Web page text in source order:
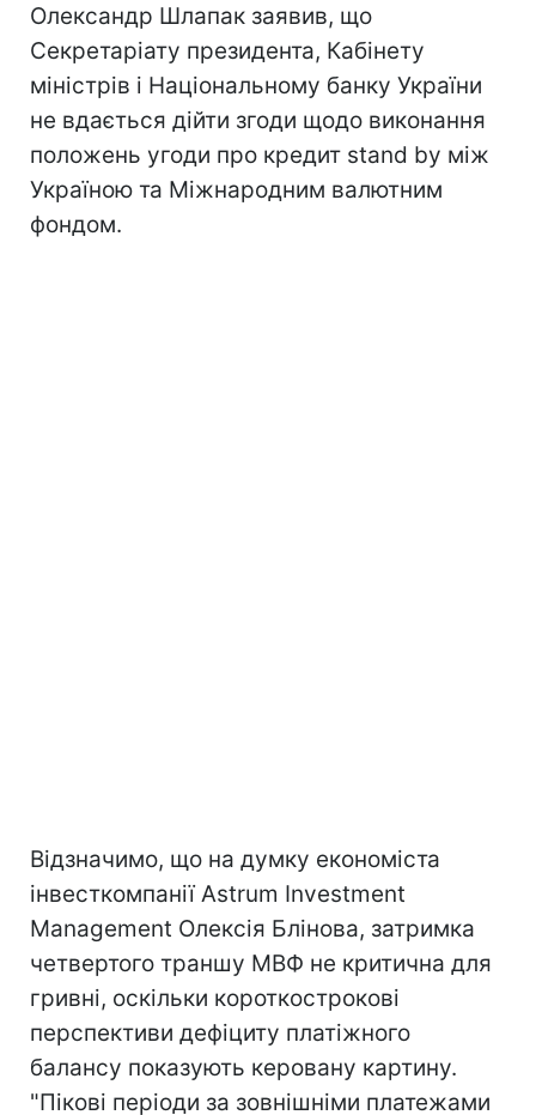
Олександр Шлапак заявив, що
Секретаріату президента, Кабінету
міністрів і Національному банку України
не вдається дійти згоди щодо виконання
положень угоди про кредит stand by між
Україною та Міжнародним валютним
фондом.
Відзначимо, що на думку економіста
інвесткомпанії Astrum Investment
Management Олексія Блінова, затримка
четвертого траншу МВФ не критична для
гривні, оскільки короткострокові
перспективи дефіциту платіжного
балансу показують керовану картину.
"Пікові періоди за зовнішніми платежами